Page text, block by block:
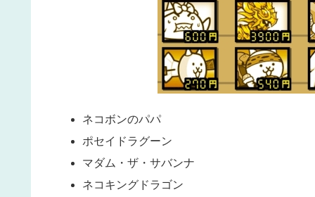
ネコボンのパパ
ポセイドラグーン
マダム・ザ・サバンナ
ネコキングドラゴン